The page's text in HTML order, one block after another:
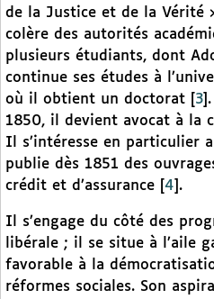
de la Justice et de la Vérité
colère des autorités
plusieurs étudiants, dont
continue ses études à
où il obtient un doctorat
3
1850, il devient avocat à la
Il s’intéresse en particulier
publie dès 1851 des
crédit et d’assurance
4 .
Il s’engage du côté des
libérale ; il se situe à l’aile
favorable à la
réformes sociales. Son